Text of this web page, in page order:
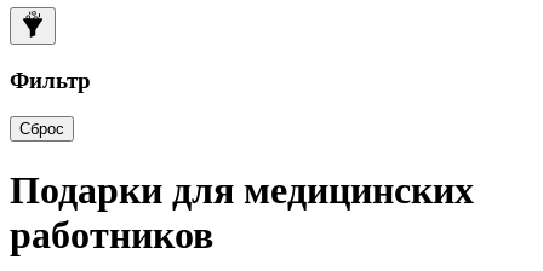
Фильтр
Сброс
Подарки для медицинских
работников